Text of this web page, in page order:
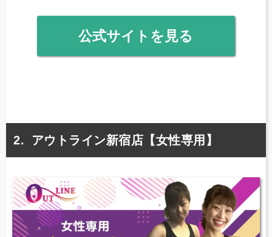
公式サイトを見る
アウトライン新宿店【女性専用】